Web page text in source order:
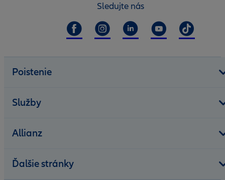
Sledujte nás
Poistenie
Služby
Allianz
Ďalšie stránky